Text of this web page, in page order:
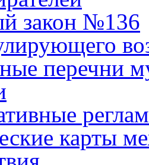
закон №136
перечни
карты